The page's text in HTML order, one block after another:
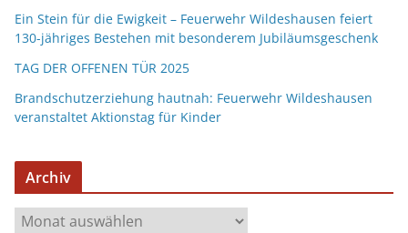
Ein Stein für die Ewigkeit – Feuerwehr Wildeshausen feiert
130-jähriges Bestehen mit besonderem Jubiläumsgeschenk
TAG DER OFFENEN TÜR 2025
Brandschutzerziehung hautnah: Feuerwehr Wildeshausen
veranstaltet Aktionstag für Kinder
Archiv